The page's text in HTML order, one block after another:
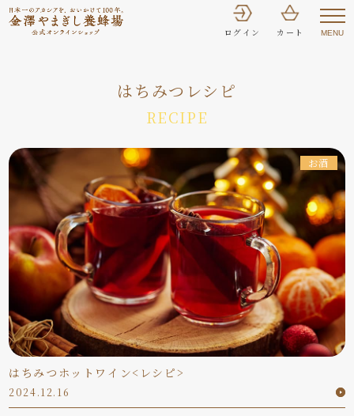
ログイン カート MENU
はちみつレシピ
RECIPE
お酒
はちみつホットワイン<レシピ>
2024.12.16